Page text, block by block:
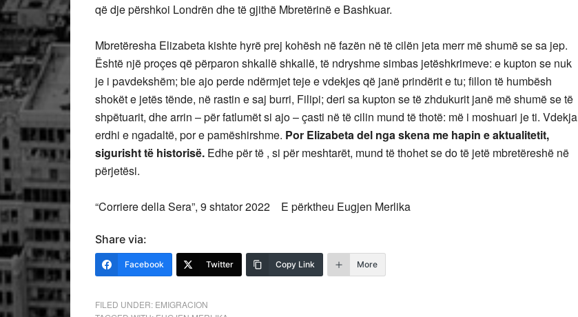
që dje përshkoi Londrën dhe të gjithë Mbretërinë e Bashkuar.
Mbretëresha Elizabeta kishte hyrë prej kohësh në fazën në të cilën jeta merr më shumë se sa jep.
Është një proçes që përparon shkallë shkallë, të ndryshme simbas jetëshkrimeve: e kupton se nuk
je i pavdekshëm; bie ajo perde ndërmjet teje e vdekjes që janë prindërit e tu; fillon të humbësh
shokët e jetës tënde, në rastin e saj burri, Filipi; deri sa kupton se të zhdukurit janë më shumë se të
shpëtuarit, dhe arrin – për fatlumët si ajo – çasti në të cilin mund të thotë: më i moshuari je ti. Vdekja
erdhi e ngadaltë, por e pamëshirshme. Por Elizabeta del nga skena me hapin e aktualitetit,
sigurisht të historisë. Edhe për të , si për meshtarët, mund të thohet se do të jetë mbretëreshë në
përjetësi.
“Corriere della Sera”, 9 shtator 2022 E përktheu Eugjen Merlika
Share via:
Facebook Twitter Copy Link More
FILED UNDER: EMIGRACION